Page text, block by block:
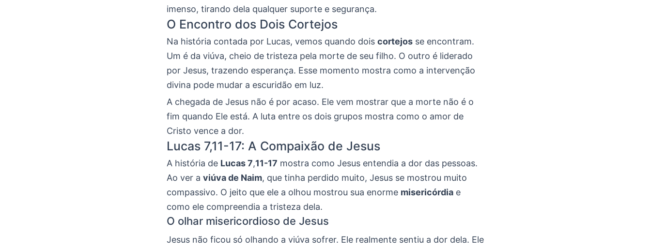
imenso, tirando dela qualquer suporte e segurança.
O Encontro dos Dois Cortejos
Na história contada por Lucas, vemos quando dois cortejos se encontram.
Um é da viúva, cheio de tristeza pela morte de seu filho. O outro é liderado
por Jesus, trazendo esperança. Esse momento mostra como a intervenção
divina pode mudar a escuridão em luz.
A chegada de Jesus não é por acaso. Ele vem mostrar que a morte não é o
fim quando Ele está. A luta entre os dois grupos mostra como o amor de
Cristo vence a dor.
Lucas 7,11-17: A Compaixão de Jesus
A história de Lucas 7,11-17 mostra como Jesus entendia a dor das pessoas.
Ao ver a viúva de Naim, que tinha perdido muito, Jesus se mostrou muito
compassivo. O jeito que ele a olhou mostrou sua enorme misericórdia e
como ele compreendia a tristeza dela.
O olhar misericordioso de Jesus
Jesus não ficou só olhando a viúva sofrer. Ele realmente sentiu a dor dela. Ele